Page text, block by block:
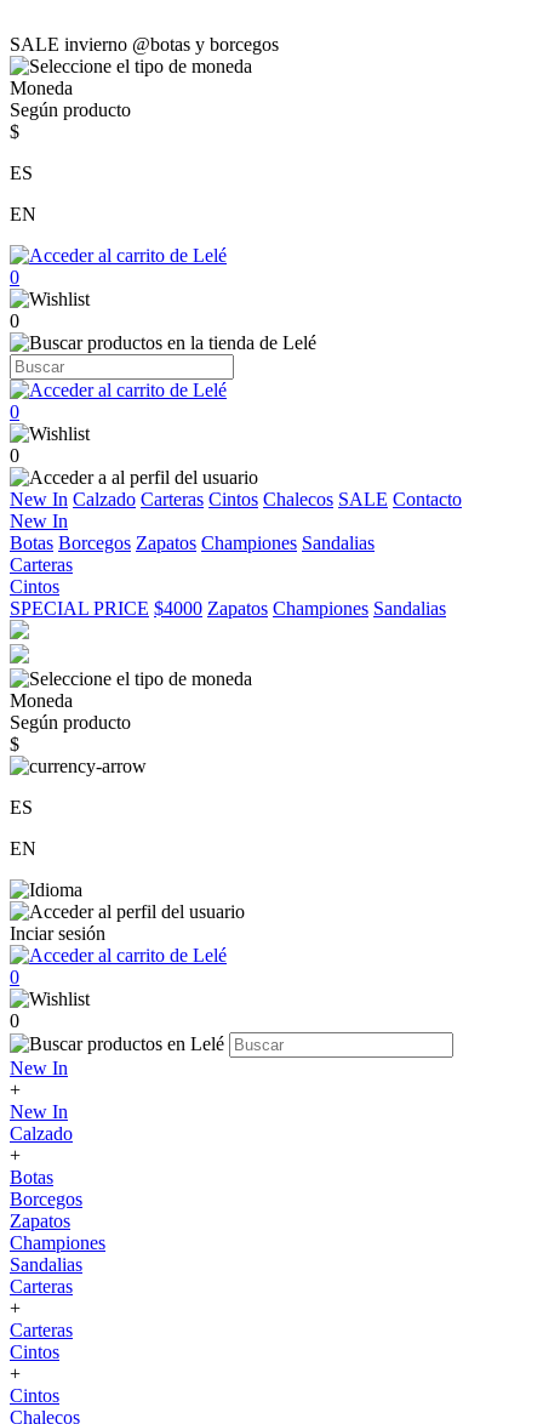
SALE invierno @botas y borcegos
Moneda
Según producto
$
ES
EN
0
0
0
0
New In Calzado Carteras Cintos Chalecos SALE Contacto
New In
Botas Borcegos Zapatos Championes Sandalias
Carteras
Cintos
SPECIAL PRICE $4000 Zapatos Championes Sandalias
Moneda
Según producto
$
ES
EN
Inciar sesión
0
0
New In
+
New In
Calzado
+
Botas
Borcegos
Zapatos
Championes
Sandalias
Carteras
+
Carteras
Cintos
+
Cintos
Chalecos